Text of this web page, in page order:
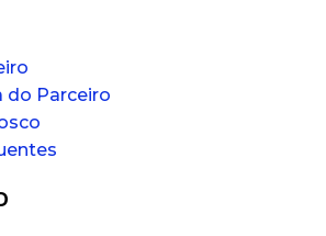
do Parceiro